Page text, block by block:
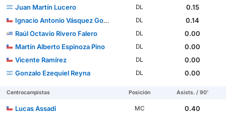
Juan Martín Lucero
DL
0.15
Ignacio Antonio Vásquez González
DL
0.14
Raúl Octavio Rivero Falero
DL
0.00
Martín Alberto Espinoza Pino
DL
0.00
Vicente Ramírez
DL
0.00
Gonzalo Ezequiel Reyna
DL 0.00
Centrocampistas Posición Asists. / 90'
Lucas Assadi MC
0.40